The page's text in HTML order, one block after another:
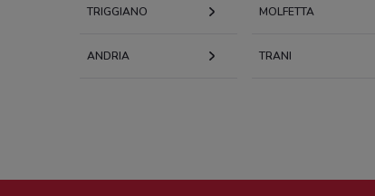
TRIGGIANO MOLFETTA
ANDRIA TRANI